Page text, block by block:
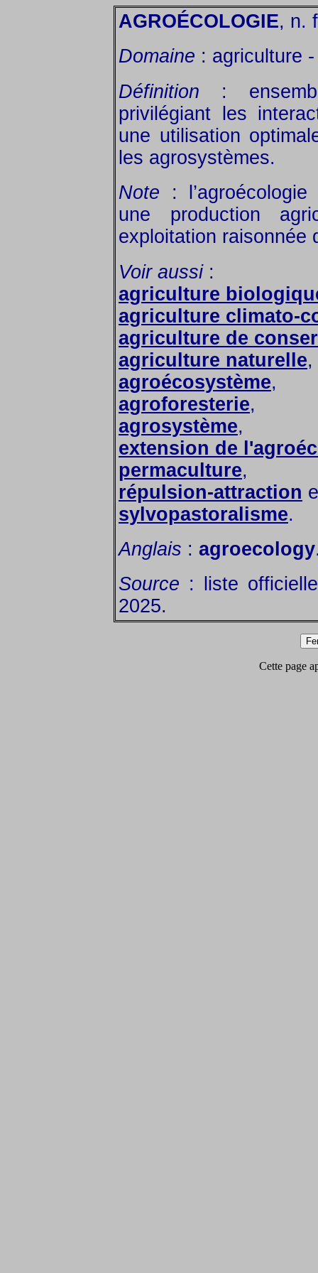
AGROÉCOLOGIE, n.
Domaine : agriculture
Définition :
privilégiant les
une utilisation
les agrosystèmes.
Note :
une production
exploitation raisonnée
Voir aussi:
agriculture
agriculture climato-
agriculture de
agriculture naturelle,
agroécosystème,
agroforesterie,
agrosystème,
extension de
permaculture,
répulsion-attraction
sylvopastoralisme.
Anglais : agroecology
Source : liste
2025.
Cette page